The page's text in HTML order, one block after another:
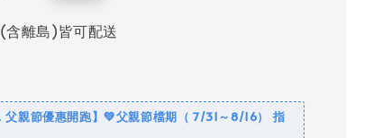
含離島)皆可配送
父親節優惠開跑】💚父親節檔期（ 7/31～8/16） 指